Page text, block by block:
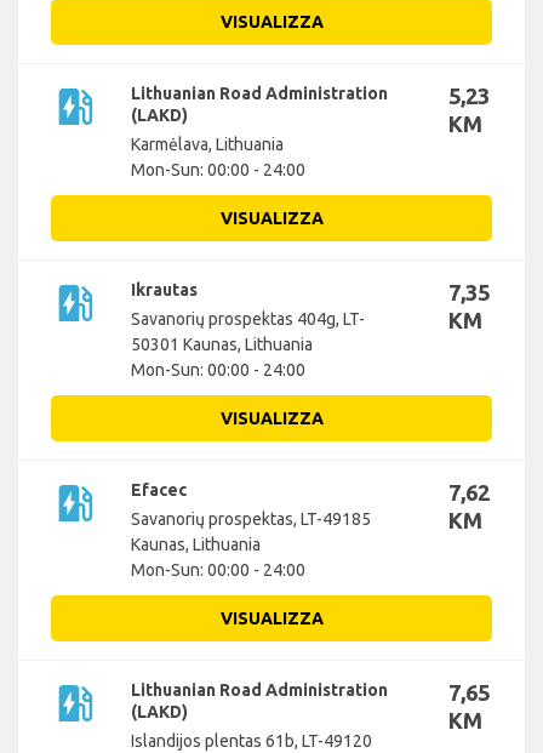
VISUALIZZA
ev_station
Lithuanian Road Administration
(LAKD)
Karmėlava, Lithuania
Mon-Sun: 00:00 - 24:00
5,23
KM
VISUALIZZA
ev_station
Ikrautas
Savanorių prospektas 404g, LT-
50301 Kaunas, Lithuania
Mon-Sun: 00:00 - 24:00
7,35
KM
VISUALIZZA
ev_station
Efacec
Savanorių prospektas, LT-49185
Kaunas, Lithuania
Mon-Sun: 00:00 - 24:00
7,62
KM
VISUALIZZA
ev_station
Lithuanian Road Administration
(LAKD)
Islandijos plentas 61b, LT-49120
7,65
KM